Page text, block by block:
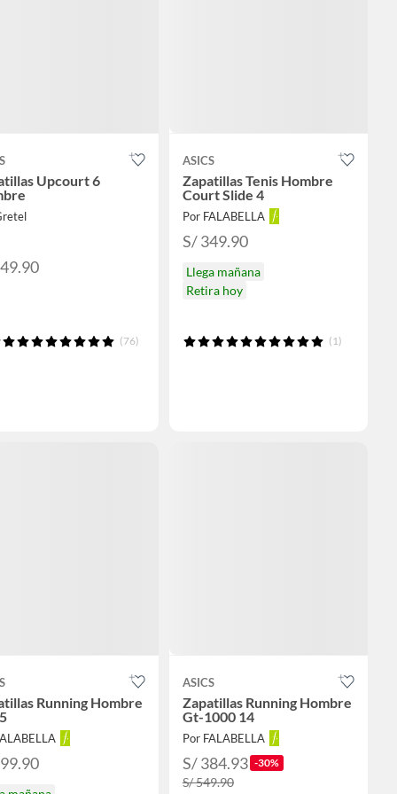
Upcourt 6
(76)
ASICS
Zapatillas Tenis Hombre
Court Slide 4
Por FALABELLA
S/ 349.90
Llega mañana
Retira hoy
(1)
Running Hombre
ASICS
Zapatillas Running Hombre
Gt-1000 14
Por FALABELLA
S/ 384.93 -30%
S/ 549.90